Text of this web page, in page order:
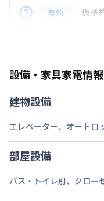
駐車場
最
情報更新日
・駐車場のみの利用はで
入居前のキャンセ
費・清掃費の合計
入居後のご返金はご
契約 仮予
となります。お急ぎ
設備・家具家電情報
建物設備
エレベーター、 オートロ
部屋設備
バス・トイレ別、 クロー